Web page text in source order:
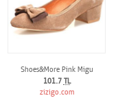
Shoes&More Pink Migu
101.7 TL
zizigo.com